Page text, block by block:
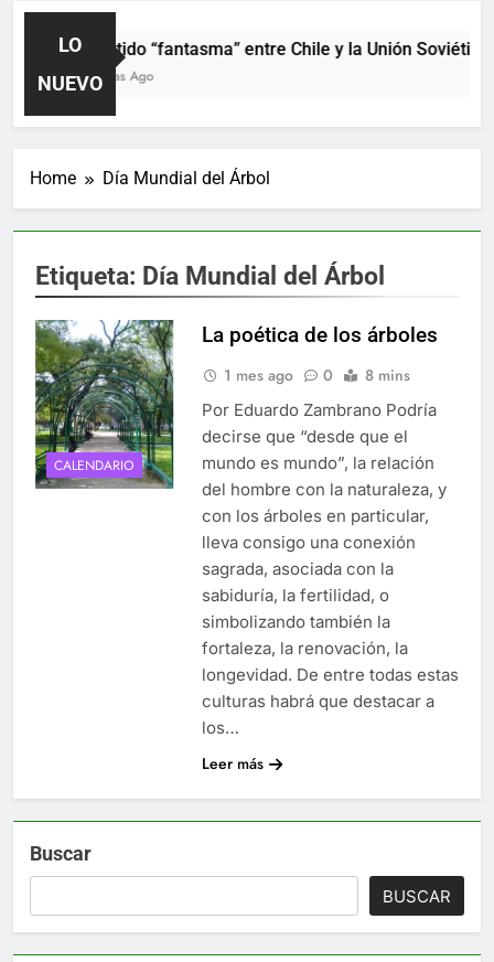
LO
NUEVO
El partido “fantasma” entre Chile y la Unión
23 Horas Ago
Home Día Mundial del Árbol
Etiqueta: Día Mundial del Árbol
CALENDARIO
La poética de los árboles
1 mes ago 0 8 mins
Por Eduardo Zambrano Podría
decirse que “desde que el
mundo es mundo”, la relación
del hombre con la naturaleza, y
con los árboles en particular,
lleva consigo una conexión
sagrada, asociada con la
sabiduría, la fertilidad, o
simbolizando también la
fortaleza, la renovación, la
longevidad. De entre todas estas
culturas habrá que destacar a
los…
Leer más
Buscar
BUSCAR